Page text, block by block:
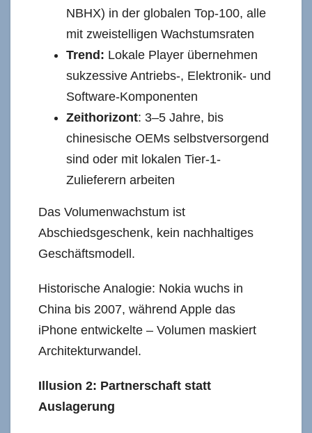
NBHX) in der globalen Top-100, alle
mit zweistelligen Wachstumsraten
Trend: Lokale Player übernehmen
sukzessive Antriebs-, Elektronik- und
Software-Komponenten
Zeithorizont: 3–5 Jahre, bis
chinesische OEMs selbstversorgend
sind oder mit lokalen Tier-1-
Zulieferern arbeiten
Das Volumenwachstum ist
Abschiedsgeschenk, kein nachhaltiges
Geschäftsmodell.
Historische Analogie: Nokia wuchs in
China bis 2007, während Apple das
iPhone entwickelte – Volumen maskiert
Architekturwandel.
Illusion 2: Partnerschaft statt
Auslagerung